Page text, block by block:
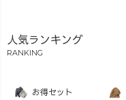
人気ランキング
RANKING
お得セット